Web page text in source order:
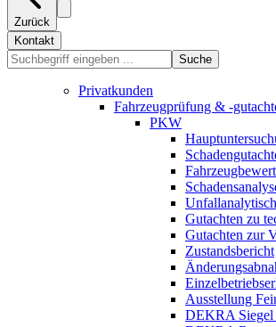
Zurück
Kontakt
Suche
Privatkunden
Fahrzeugprüfung & -
PKW
Gutachten zu
Gutachten zur
Zustandsbericht
Ausstellung
DEKRA Siegel